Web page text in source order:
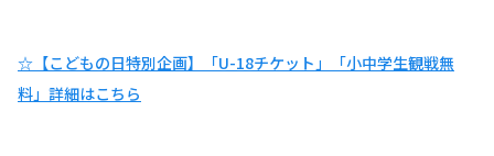
☆【こどもの日特別企画】「U-18チケット」「小中学生観戦無
料」詳細はこちら